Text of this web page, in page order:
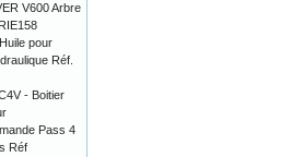
V600 Arbre
pour
Réf.
- Boitier
Pass 4
Réf